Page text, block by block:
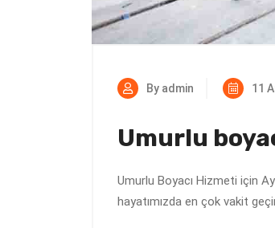
By admin 11
Umurlu
Umurlu Boyacı Hizmeti için
hayatımızda en çok vakit